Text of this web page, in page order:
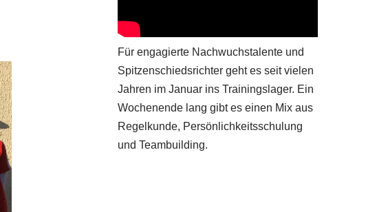
Für engagierte Nachwuchstalente und
Spitzenschiedsrichter geht es seit vielen
Jahren im Januar ins Trainingslager. Ein
Wochenende lang gibt es einen Mix aus
Regelkunde, Persönlichkeitsschulung
und Teambuilding.